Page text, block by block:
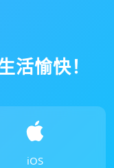
活愉快！
iOS